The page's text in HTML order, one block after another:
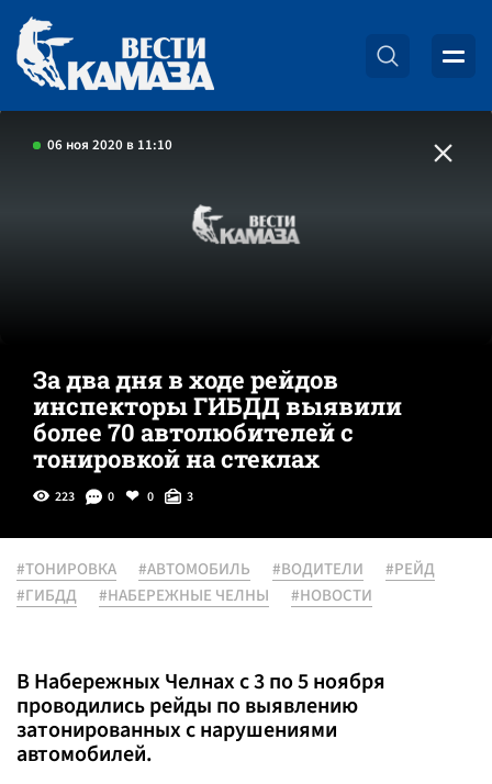
06 ноя 2020 в 11:10
За два дня в ходе рейдов
инспекторы ГИБДД выявили
более 70 автолюбителей с
тонировкой на стеклах
223 0 0 3
#ТОНИРОВКА #АВТОМОБИЛЬ #ВОДИТЕЛИ
#РЕЙД
#ГИБДД
#НАБЕРЕЖНЫЕ ЧЕЛНЫ #НОВОСТИ
В Набережных Челнах с 3 по 5 ноября
проводились рейды по выявлению
затонированных с нарушениями
автомобилей.